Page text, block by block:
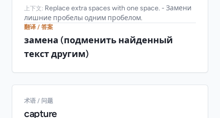
上下文: Replace extra spaces with one space. - Замени
лишние пробелы одним пробелом.
翻译 / 答案
замена (подменить найденный
текст другим)
术语 / 问题
capture